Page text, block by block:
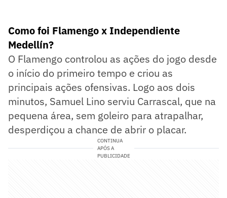
Como foi Flamengo x Independiente
Medellín?
O Flamengo controlou as ações do jogo desde
o início do primeiro tempo e criou as
principais ações ofensivas. Logo aos dois
minutos, Samuel Lino serviu Carrascal, que na
pequena área, sem goleiro para atrapalhar,
desperdiçou a chance de abrir o placar.
CONTINUA
APÓS A
PUBLICIDADE